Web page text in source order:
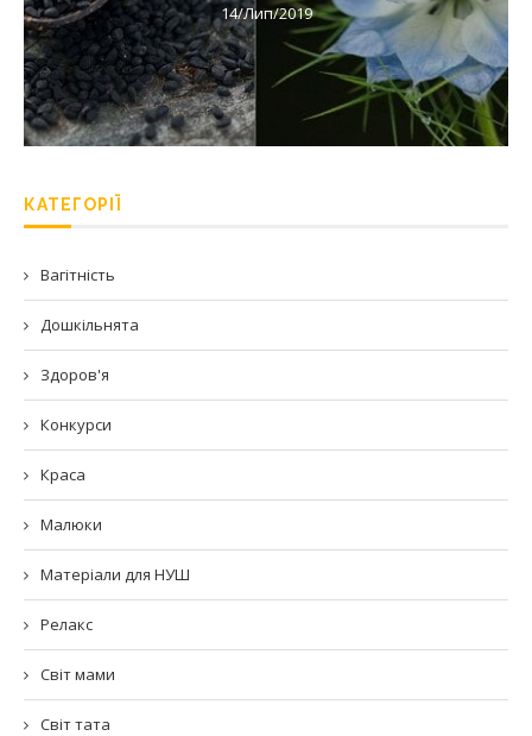
14/Лип/2019
КАТЕГОРІЇ
Вагітність
Дошкільнята
Здоров'я
Конкурси
Краса
Малюки
Матеріали для НУШ
Релакс
Світ мами
Світ тата